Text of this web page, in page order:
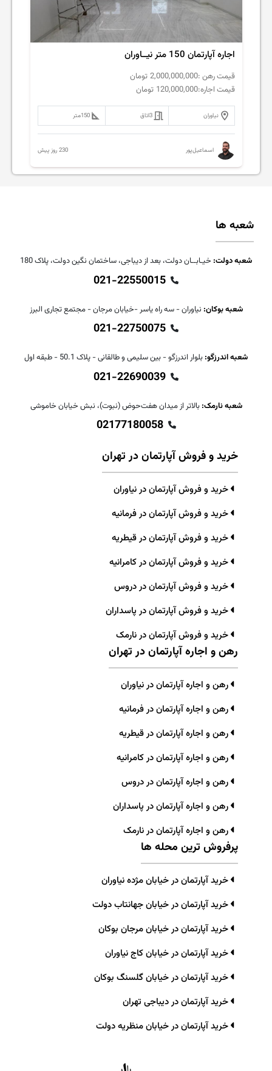
اجاره آپارتمان 150 متر نیــاوران
قیمت رهن :2,000,000,000 تومان
قیمت اجاره:120,000,000 تومان
نیاوران 3اتاق 150متر
اسماعیل‌پور 230 روز پیش
شعبه ها
شعبه دولت: خیـابــان دولت، بعد از دیباجی، ساختمان نگین دولت، پلاک 180
021-22550015
شعبه بوکان: نیاوران - سه راه یاسر -خیابان مرجان - مجتمع تجاری البرز
021-22750075
شعبه اندرزگو: بلوار اندرزگو - بین سلیمی و طالقانی - پلاک 50.1 - طبقه اول
021-22690039
شعبه نارمک: بالاتر از میدان هفت‌حوض (نبوت)، نبش خیابان خاموشی
02177180058
خرید و فروش آپارتمان در تهران
خرید و فروش آپارتمان در نیاوران
خرید و فروش آپارتمان در فرمانیه
خرید و فروش آپارتمان در قیطریه
خرید و فروش آپارتمان در کامرانیه
خرید و فروش آپارتمان در دروس
خرید و فروش آپارتمان در پاسداران
خرید و فروش آپارتمان در نارمک
رهن و اجاره آپارتمان در تهران
رهن و اجاره آپارتمان در نیاوران
رهن و اجاره آپارتمان در فرمانیه
رهن و اجاره آپارتمان در قیطریه
رهن و اجاره آپارتمان در کامرانیه
رهن و اجاره آپارتمان در دروس
رهن و اجاره آپارتمان در پاسداران
رهن و اجاره آپارتمان در نارمک
پرفروش ترین محله ها
خرید آپارتمان در خیابان مژده نیاوران
خرید آپارتمان در خیابان جهانتاب دولت
خرید آپارتمان در خیابان مرجان بوکان
خرید آپارتمان در خیابان کاج نیاوران
خرید آپارتمان در خیابان گلسنگ بوکان
خرید آپارتمان در دیباجی تهران
خرید آپارتمان در خیابان منظریه دولت